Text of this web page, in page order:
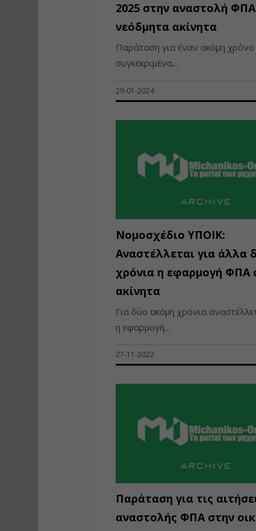
2025 στην αναστολή
νεόδμητα ακίνητα
Παράταση για έναν ακόμη χρόνο
συγκεκριμένα...
29-01-2024
Νομοσχέδιο ΥΠΟΙΚ:
Αναστέλλεται για άλλα
χρόνια η εφαρμογή ΦΠΑ
ακίνητα
Για δύο ακόμη χρόνια
η εφαρμογή...
27-11-2022
Παράταση για τις
αναστολής ΦΠΑ στην